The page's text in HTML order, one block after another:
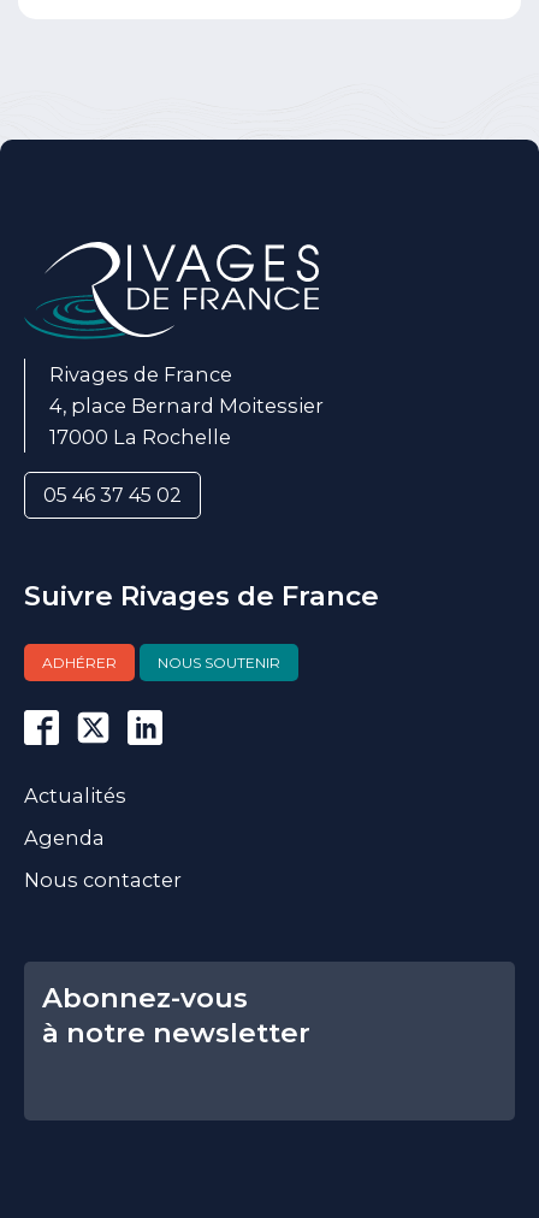
Rivages de France
4, place Bernard Moitessier
17000 La Rochelle
05 46 37 45 02
Suivre Rivages de France
ADHÉRER NOUS SOUTENIR
Actualités
Agenda
Nous contacter
Abonnez-vous
à notre newsletter